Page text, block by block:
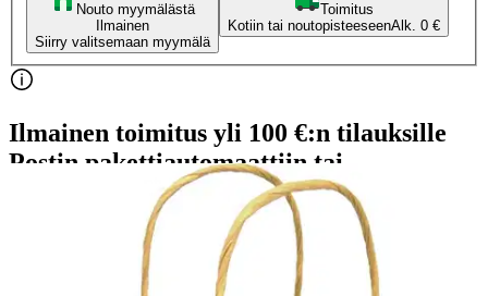
Nouto myymälästä
Ilmainen
Siirry valitsemaan myymälä
Toimitus
Kotiin tai noutopisteeseenAlk. 0 €
Ilmainen toimitus yli 100 €:n tilauksille
Postin pakettiautomaattiin tai
palvelupisteeseen!
Etu ei koske Suuri‑lisäpalvelulla toimitettavia tuotteita.